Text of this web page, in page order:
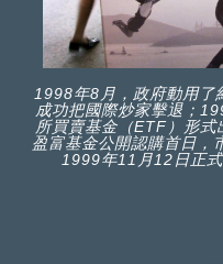
1998年8月，政府動用了
成功把國際炒家擊退；
所買賣基金（ETF）形
盈富基金公開認購首日，
1999年11月12日正